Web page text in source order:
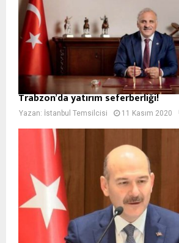
Trabzon’da yatırım seferberliği!
Yazan: İstanbul Temsilcisi 11 Kasım 2020